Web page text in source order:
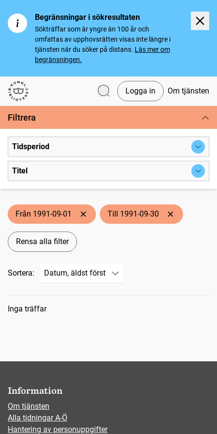
Begränsningar i sökresultaten
Sökträffar som är yngre än 100 år och
omfattas av upphovsrätten visas inte längre i
tjänsten när du söker på distans. Läs mer om
begränsningen.
Svenska tidningar
Logga in Om tjänsten
Filtrera
Tidsperiod
Titel
Från 1991-09-01 Till 1991-09-30
Rensa alla filter
Sortera:
Sökresultat
Inga träffar
Information
Om tjänsten
Alla tidningar A-Ö
Hantering av personuppgifter